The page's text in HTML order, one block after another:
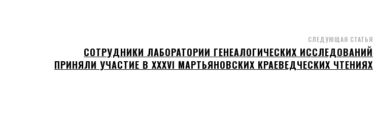
СЛЕДУЮЩАЯ СТАТЬЯ
СОТРУДНИКИ ЛАБОРАТОРИИ ГЕНЕАЛОГИЧЕСКИХ ИССЛЕДОВАНИЙ
ПРИНЯЛИ УЧАСТИЕ В XXXVI МАРТЬЯНОВСКИХ КРАЕВЕДЧЕСКИХ ЧТЕНИЯХ